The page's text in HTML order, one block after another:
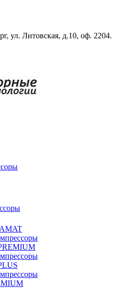
ул. Литовская, д.10, оф. 2204.